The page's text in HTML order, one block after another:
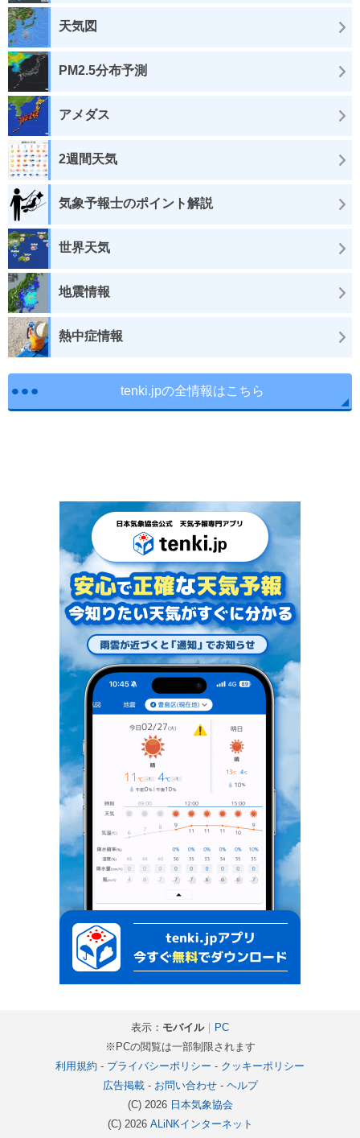
天気図
PM2.5分布予測
アメダス
2週間天気
気象予報士のポイント解説
世界天気
地震情報
熱中症情報
tenki.jpの全情報はこちら
表示： モバイル｜
PC
※PCの閲覧は一部制限されます
利用規約 - プライバシーポリシー - クッキーポリシー
広告掲載- お問い合わせ- ヘルプ
(C) 2026 日本気象協会
(C) 2026 ALiNKインターネット